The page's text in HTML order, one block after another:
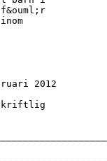
2012
skriftlig